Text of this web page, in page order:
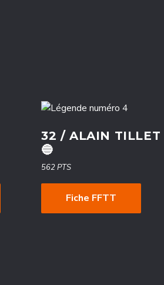
32 / ALAIN TILLET
🔵
562 PTS
Fiche FFTT